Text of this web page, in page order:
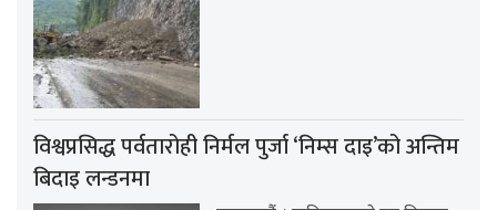
विश्वप्रसिद्ध पर्वतारोही निर्मल पुर्जा ‘निम्स दाइ’को अन्तिम
बिदाइ लन्डनमा